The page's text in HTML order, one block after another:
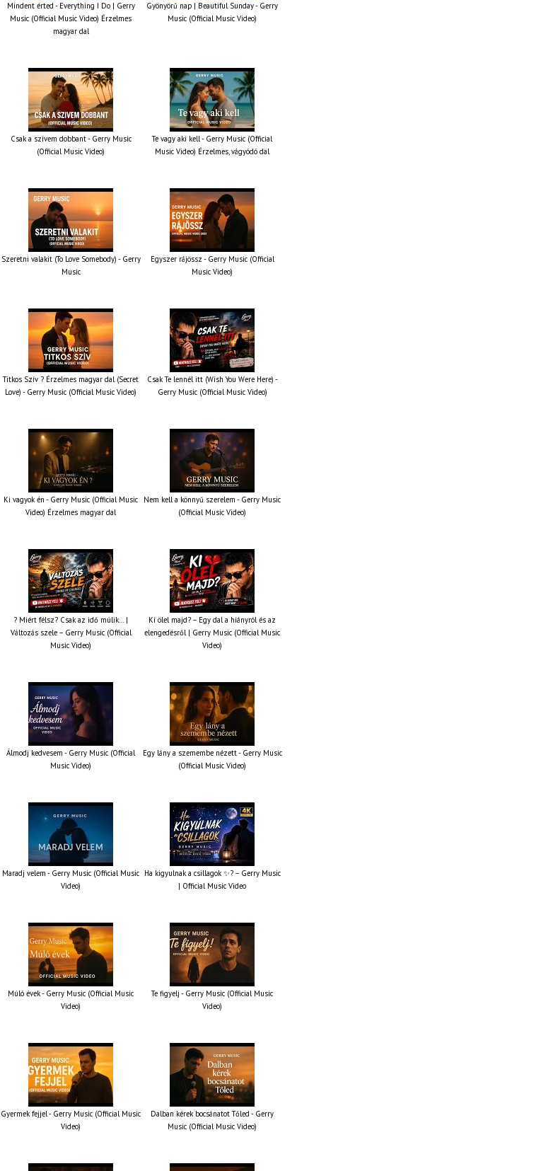
Mindent érted - Everything I Do | Gerry
Music (Official Music Video) Érzelmes
magyar dal
Gyönyörű nap | Beautiful Sunday - Gerry
Music (Official Music Video)
Csak a szívem dobbant - Gerry Music
(Official Music Video)
Te vagy aki kell - Gerry Music (Official
Music Video) Érzelmes, vágyódó dal
Szeretni valakit (To Love Somebody) - Gerry
Music
Egyszer rájössz - Gerry Music (Official
Music Video)
Titkos Szív ? Érzelmes magyar dal (Secret
Love) - Gerry Music (Official Music Video)
Csak Te lennél itt (Wish You Were Here) -
Gerry Music (Official Music Video)
Ki vagyok én - Gerry Music (Official Music
Video) Érzelmes magyar dal
Nem kell a könnyű szerelem - Gerry Music
(Official Music Video)
? Miért félsz? Csak az idő múlik… |
Változás szele – Gerry Music (Official
Music Video)
Ki ölel majd? – Egy dal a hiányról és az
elengedésről | Gerry Music (Official Music
Video)
Álmodj kedvesem - Gerry Music (Official
Music Video)
Egy lány a szemembe nézett - Gerry Music
(Official Music Video)
Maradj velem - Gerry Music (Official Music
Video)
Ha kigyulnak a csillagok ✨? – Gerry Music
| Official Music Video
Múló évek - Gerry Music (Official Music
Video)
Te figyelj - Gerry Music (Official Music
Video)
Gyermek fejjel - Gerry Music (Official Music
Video)
Dalban kérek bocsánatot Tőled - Gerry
Music (Official Music Video)